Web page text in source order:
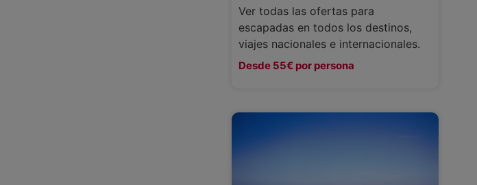
Ver todas las ofertas para
escapadas en todos los destinos,
viajes nacionales e internacionales.
Desde 55€ por persona